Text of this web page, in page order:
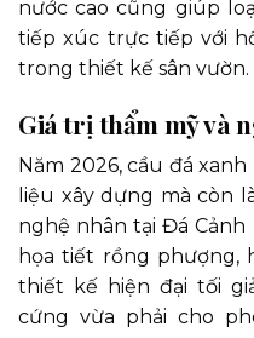
nước cao cũng giúp
tiếp xúc trực tiếp với
trong thiết kế sân vườn.
Giá trị thẩm mỹ và
Năm 2026, cầu đá
liệu xây dựng mà còn
nghệ nhân tại Đá
họa tiết rồng phượng,
thiết kế hiện đại tối
cứng vừa phải cho